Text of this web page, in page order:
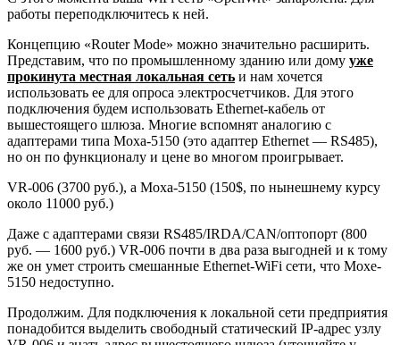
работы переподключитесь к ней.
Концепцию «Router Mode» можно значительно расширить.
Представим, что по промышленному зданию или дому уже
прокинута местная локальная сеть и нам хочется
использовать ее для опроса электросчетчиков. Для этого
подключения будем использовать Ethernet-кабель от
вышестоящего шлюза. Многие вспомнят аналогию с
адаптерами типа Moxa-5150 (это адаптер Ethernet — RS485),
но он по функционалу и цене во многом проигрывает.
VR-006 (3700 руб.), а Moxa-5150 (150$, по нынешнему курсу
около 11000 руб.)
Даже с адаптерами связи RS485/IRDA/CAN/оптопорт (800
руб. — 1600 руб.) VR-006 почти в два раза выгодней и к тому
же он умет строить смешанные Ethernet-WiFi сети, что Moxe-
5150 недоступно.
Продолжим. Для подключения к локальной сети предприятия
понадобится выделить свободный статический IP-адрес узлу